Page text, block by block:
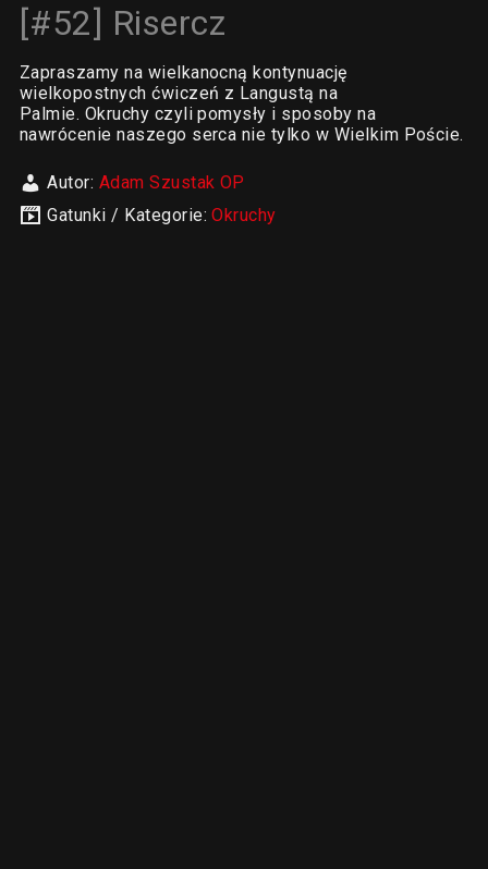
[#52] Risercz
Zapraszamy na wielkanocną kontynuację
wielkopostnych ćwiczeń z Langustą na
Palmie. Okruchy czyli pomysły i sposoby na
nawrócenie naszego serca nie tylko w Wielkim Poście.
Autor: Adam Szustak OP
Gatunki / Kategorie:Okruchy